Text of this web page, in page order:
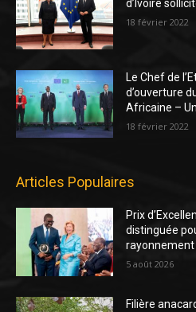
d’Ivoire
18 février 2022
Le Chef de
d’ouverture
Africaine –
18 février 2022
Articles Populaires
Prix
distinguée
5 août 2026
Filière